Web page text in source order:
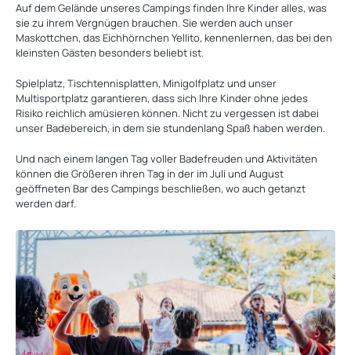
Auf dem Gelände unseres Campings finden Ihre Kinder alles, was
sie zu ihrem Vergnügen brauchen. Sie werden auch unser
Maskottchen, das Eichhörnchen Yellito, kennenlernen, das bei den
kleinsten Gästen besonders beliebt ist.
Spielplatz, Tischtennisplatten, Minigolfplatz und unser
Multisportplatz garantieren, dass sich Ihre Kinder ohne jedes
Risiko reichlich amüsieren können. Nicht zu vergessen ist dabei
unser Badebereich, in dem sie stundenlang Spaß haben werden.
Und nach einem langen Tag voller Badefreuden und Aktivitäten
können die Größeren ihren Tag in der im Juli und August
geöffneten Bar des Campings beschließen, wo auch getanzt
werden darf.